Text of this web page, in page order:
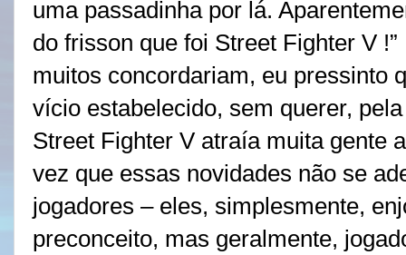
uma passadinha por lá.
do frisson que foi Street Fighter V
muitos concordariam, eu pressinto
vício estabelecido, sem querer,
Street Fighter V atraía muita gente
vez que essas novidades não se
jogadores – eles, simplesmente,
preconceito, mas geralmente,